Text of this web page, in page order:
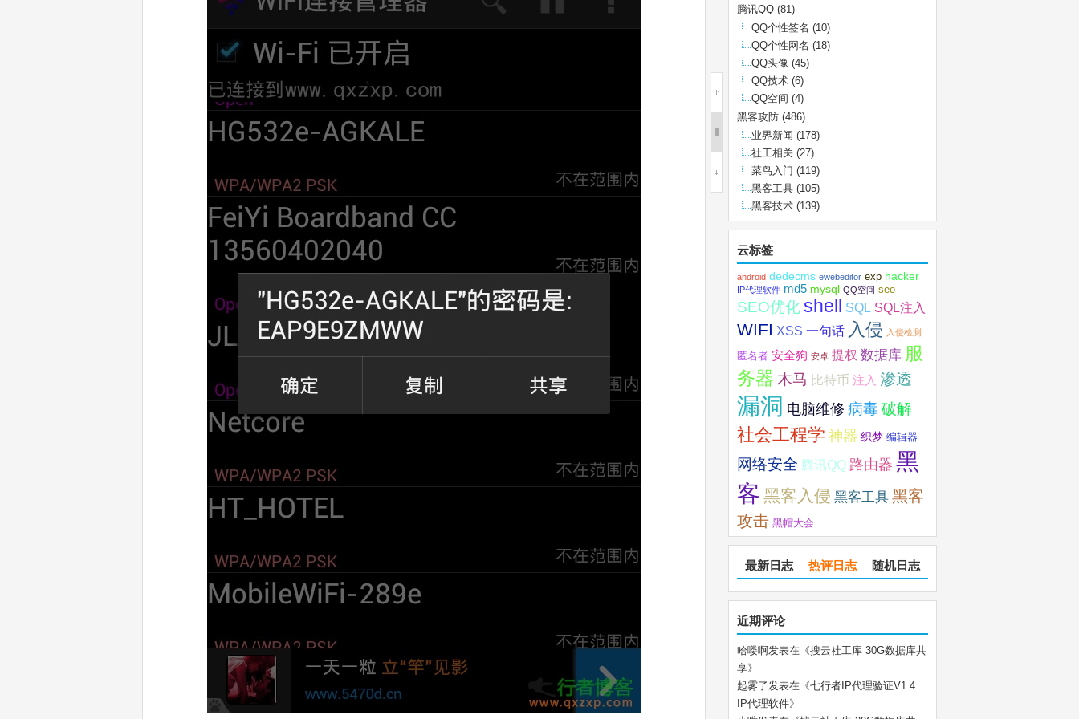
腾讯QQ (81)
QQ个性签名 (10)
QQ个性网名 (18)
QQ头像 (45)
QQ技术 (6)
QQ空间 (4)
黑客攻防 (486)
业界新闻 (178)
社工相关 (27)
菜鸟入门 (119)
黑客工具 (105)
黑客技术 (139)
云标签
android dedecms ewebeditor exp hacker
IP代理软件 md5 mysql QQ空间 seo
SEO优化shell SQL SQL注入
WIFI XSS 一句话 入侵 入侵检测
匿名者 安全狗 安卓 提权 数据库 服
务器 木马 比特币 注入 渗透
漏洞 电脑维修 病毒破解
社会工程学 神器 织梦 编辑器
网络安全 腾讯QQ 路由器 黑
客 黑客入侵 黑客工具 黑客
攻击 黑帽大会
最新日志 热评日志 随机日志
近期评论
哈喽啊发表在《搜云社工库 30G数据库共
享》
起雾了发表在《七行者IP代理验证V1.4
IP代理软件》